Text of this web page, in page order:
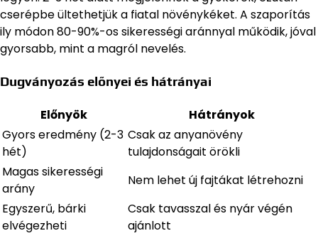
cserépbe ültethetjük a fiatal növénykéket. A szaporítás
ily módon 80-90%-os sikerességi aránnyal működik, jóval
gyorsabb, mint a magról nevelés.
Dugványozás előnyei és hátrányai
Előnyök
Hátrányok
Gyors eredmény (2-3
hét)
Csak az anyanövény
tulajdonságait örökli
Magas sikerességi
arány
Nem lehet új fajtákat létrehozni
Egyszerű, bárki
elvégezheti
Csak tavasszal és nyár végén
ajánlott